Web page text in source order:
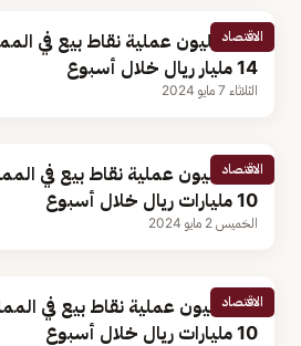
الاقتصاد214 مليون عملية نقاط بيع في
14 مليار ريال خلال أسبوع
الثلاثاء 7 مايو 2024
الاقتصاد181 مليون عملية نقاط بيع في
10 مليارات ريال خلال أسبوع
الخميس 2 مايو 2024
الاقتصاد171 مليون عملية نقاط بيع في
10 مليارات ريال خلال أسبوع